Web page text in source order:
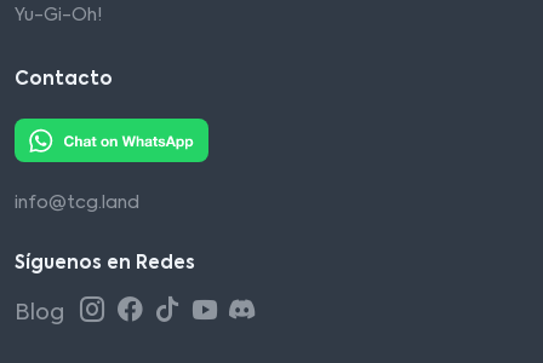
Yu-Gi-Oh!
Contacto
info@tcg.land
Síguenos en Redes
Blog